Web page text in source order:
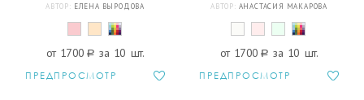
АВТОР: ЕЛЕНА ВЫРОДОВА
от 1700 a за 10 шт.
ПРЕДПРОСМОТР
АВТОР: АНАСТАСИЯ МАКАРОВА
от 1700 a за 10 шт.
ПРЕДПРОСМОТР